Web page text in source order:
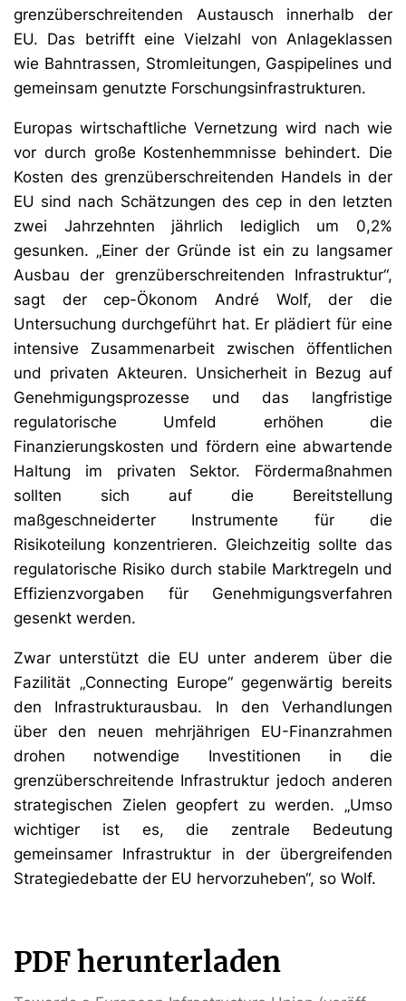
grenzüberschreitenden Austausch innerhalb der
EU. Das betrifft eine Vielzahl von Anlageklassen
wie Bahntrassen, Stromleitungen, Gaspipelines und
gemeinsam genutzte Forschungsinfrastrukturen.
Europas wirtschaftliche Vernetzung wird nach wie
vor durch große Kostenhemmnisse behindert. Die
Kosten des grenzüberschreitenden Handels in der
EU sind nach Schätzungen des cep in den letzten
zwei Jahrzehnten jährlich lediglich um 0,2%
gesunken. „Einer der Gründe ist ein zu langsamer
Ausbau der grenzüberschreitenden Infrastruktur“,
sagt der cep-Ökonom André Wolf, der die
Untersuchung durchgeführt hat. Er plädiert für eine
intensive Zusammenarbeit zwischen öffentlichen
und privaten Akteuren. Unsicherheit in Bezug auf
Genehmigungsprozesse und das langfristige
regulatorische Umfeld erhöhen die
Finanzierungskosten und fördern eine abwartende
Haltung im privaten Sektor. Fördermaßnahmen
sollten sich auf die Bereitstellung
maßgeschneiderter Instrumente für die
Risikoteilung konzentrieren. Gleichzeitig sollte das
regulatorische Risiko durch stabile Marktregeln und
Effizienzvorgaben für Genehmigungsverfahren
gesenkt werden.
Zwar unterstützt die EU unter anderem über die
Fazilität „Connecting Europe“ gegenwärtig bereits
den Infrastrukturausbau. In den Verhandlungen
über den neuen mehrjährigen EU-Finanzrahmen
drohen notwendige Investitionen in die
grenzüberschreitende Infrastruktur jedoch anderen
strategischen Zielen geopfert zu werden. „Umso
wichtiger ist es, die zentrale Bedeutung
gemeinsamer Infrastruktur in der übergreifenden
Strategiedebatte der EU hervorzuheben“, so Wolf.
PDF herunterladen